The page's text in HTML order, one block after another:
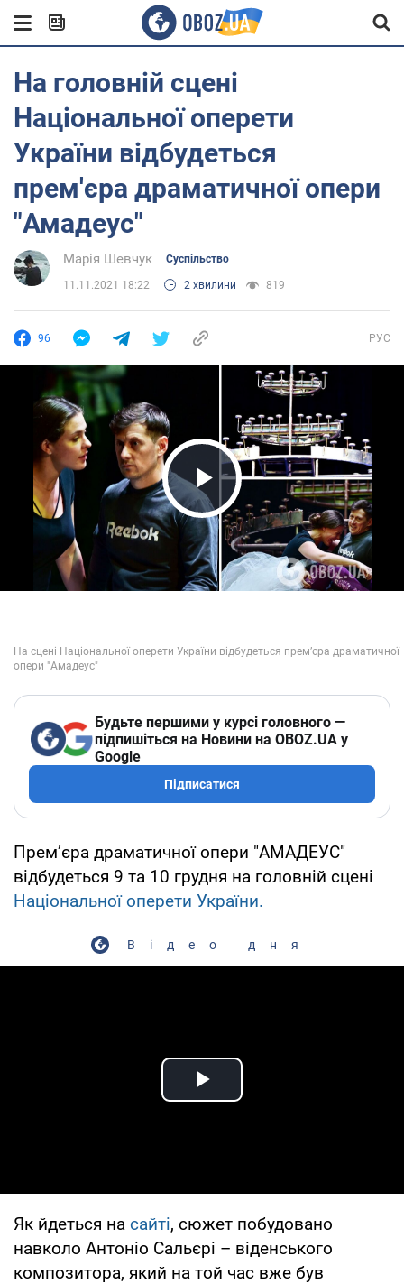
На головній сцені
Національної оперети
України відбудеться
прем'єра драматичної опери
"Амадеус"
Марія Шевчук Суспільство
11.11.2021 18:22 2 хвилини 819
96 РУС
Play Video
Будьте першими у курсі головного —
підпишіться на Новини на OBOZ.UA у
Google
Підписатися
Прем’єра драматичної опери "АМАДЕУС"
відбудеться 9 та 10 грудня на головній сцені
Національної оперети України.
Відео дня
Play Video
Як йдеться на сайті, сюжет побудовано
навколо Антоніо Сальєрі – віденського
композитора, який на той час вже був